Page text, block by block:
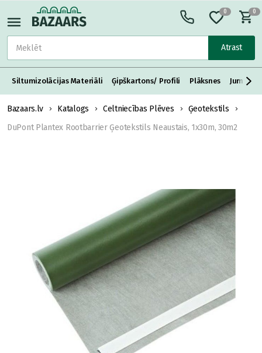
Atrast
0 0
Siltumizolācijas Materiāli Ģipškartons/ Profili Plāksnes Jumta
Bazaars.lv Katalogs Celtniecības Plēves
Ģeotekstils
DuPont Plantex Rootbarrier Ģeotekstils Neaustais, 1x30m, 30m2